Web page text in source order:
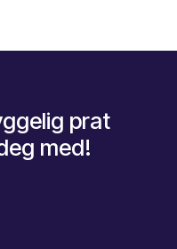
prat
med!